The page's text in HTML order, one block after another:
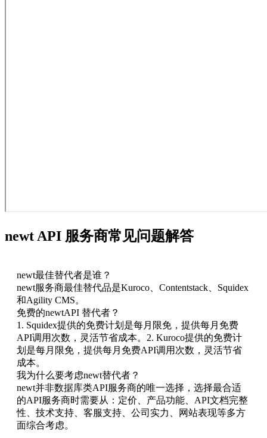
newt API 服务商常见问题解答
newt最佳替代者是谁？
newt服务商最佳替代品是Kuroco、Contentstack、Squidex
和Agility CMS。
免费的newtAPI 替代者？
1. Squidex提供的免费计划是每月限免，提供每月免费
API调用次数，灵活节省成本。2. Kuroco提供的免费计
划是每月限免，提供每月免费API调用次数，灵活节省
成本。
我为什么要考虑newt替代者？
newt并非数据库类API服务商的唯一选择，选择最合适
的API服务商时需要从：定价、产品功能、API文档完整
性、技术支持、客服支持、公司实力、网站表现等多方
面综合考虑。